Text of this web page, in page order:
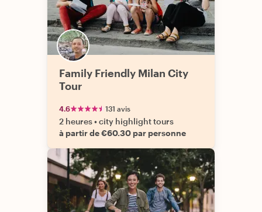
Family Friendly Milan City
Tour
4.6 131 avis
2 heures•city highlight tours
à partir de €60.30 par personne